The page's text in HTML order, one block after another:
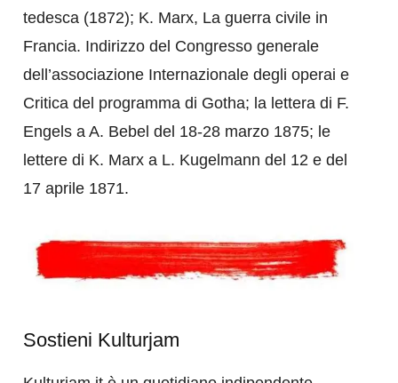
tedesca (1872); K. Marx, La guerra civile in
Francia. Indirizzo del Congresso generale
dell’associazione Internazionale degli operai e
Critica del programma di Gotha; la lettera di F.
Engels a A. Bebel del 18-28 marzo 1875; le
lettere di K. Marx a L. Kugelmann del 12 e del
17 aprile 1871.
Sostieni Kulturjam